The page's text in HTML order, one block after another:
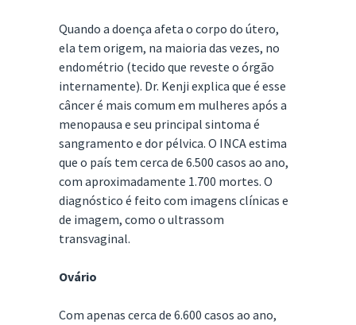
Quando a doença afeta o corpo do útero,
ela tem origem, na maioria das vezes, no
endométrio (tecido que reveste o órgão
internamente). Dr. Kenji explica que é esse
câncer é mais comum em mulheres após a
menopausa e seu principal sintoma é
sangramento e dor pélvica. O INCA estima
que o país tem cerca de 6.500 casos ao ano,
com aproximadamente 1.700 mortes. O
diagnóstico é feito com imagens clínicas e
de imagem, como o ultrassom
transvaginal.
Ovário
Com apenas cerca de 6.600 casos ao ano,